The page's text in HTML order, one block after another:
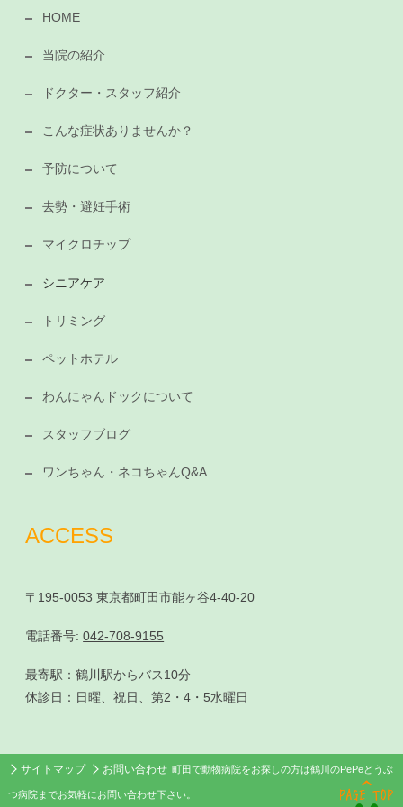
HOME
当院の紹介
ドクター・スタッフ紹介
こんな症状ありませんか？
予防について
去勢・避妊手術
マイクロチップ
シニアケア
トリミング
ペットホテル
わんにゃんドックについて
スタッフブログ
ワンちゃん・ネコちゃんQ&A
ACCESS
〒195-0053 東京都町田市能ヶ谷4-40-20
電話番号:042-708-9155
最寄駅：鶴川駅からバス10分
休診日：日曜、祝日、第2・4・5水曜日
サイトマップ お問い合わせ 町田で動物病院をお探しの方は鶴川のPePeどうぶ
つ病院までお気軽にお問い合わせ下さい。